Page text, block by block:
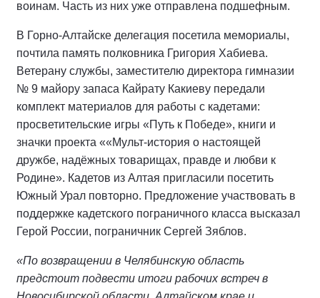
воинам. Часть из них уже отправлена подшефным.
В Горно-Алтайске делегация посетила мемориалы,
почтила память полковника Григория Хабиева.
Ветерану службы, заместителю директора гимназии
№ 9 майору запаса Кайрату Какиеву передали
комплект материалов для работы с кадетами:
просветительские игры «Путь к Победе», книги и
значки проекта ««Мульт-история о настоящей
дружбе, надёжных товарищах, правде и любви к
Родине». Кадетов из Алтая пригласили посетить
Южный Урал повторно. Предложение участвовать в
поддержке кадетского пограничного класса высказал
Герой России, пограничник Сергей Зяблов.
«По возвращении в Челябинскую область
предстоит подвести итоги рабочих встреч в